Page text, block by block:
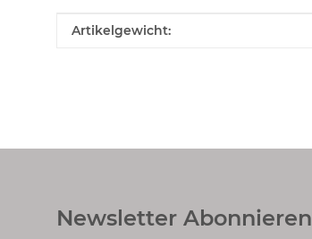
Produkteigenschaft
Wert
Artikelgewicht:
Newsletter Abonnieren